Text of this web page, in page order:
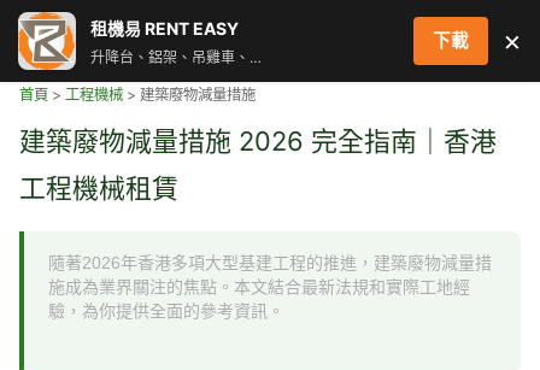
首頁 > 工程機械 > 建築廢物減量措施
建築廢物減量措施 2026 完全指南｜香港
工程機械租賃
隨著2026年香港多項大型基建工程的推進，建築廢物減量措
施成為業界關注的焦點。本文結合最新法規和實際工地經
驗，為你提供全面的參考資訊。
租機易 RENT EASY
升降台、鋁架、吊雞車、街燈車 即時叫車配對服務
下載 ×